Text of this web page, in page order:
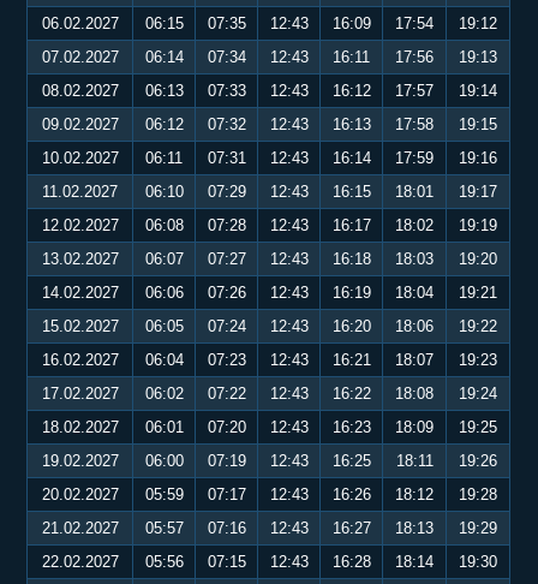
06.02.2027
06:15 07:35 12:43 16:09 17:54
19:12
07.02.2027
06:14 07:34 12:43 16:11 17:56
19:13
08.02.2027
06:13 07:33 12:43 16:12 17:57
19:14
09.02.2027
06:12 07:32 12:43 16:13 17:58
19:15
10.02.2027
06:11 07:31 12:43 16:14 17:59
19:16
11.02.2027
06:10 07:29 12:43 16:15 18:01
19:17
12.02.2027
06:08 07:28 12:43 16:17 18:02
19:19
13.02.2027
06:07 07:27 12:43 16:18 18:03
19:20
14.02.2027
06:06 07:26 12:43 16:19 18:04
19:21
15.02.2027
06:05 07:24 12:43 16:20 18:06
19:22
16.02.2027
06:04 07:23 12:43 16:21 18:07
19:23
17.02.2027
06:02 07:22 12:43 16:22 18:08
19:24
18.02.2027
06:01 07:20 12:43 16:23 18:09
19:25
19.02.2027
06:00 07:19 12:43 16:25 18:11
19:26
20.02.2027
05:59 07:17 12:43 16:26 18:12
19:28
21.02.2027
05:57 07:16 12:43 16:27 18:13
19:29
22.02.2027
05:56 07:15 12:43 16:28 18:14
19:30